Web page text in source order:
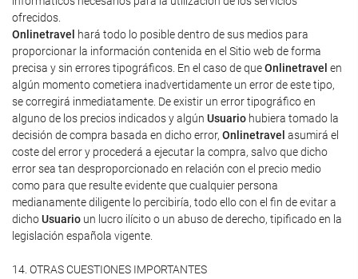
ofrecidos.
Onlinetravel
hará todo lo posible dentro de sus medios para
proporcionar la información contenida en el Sitio web de forma
precisa y sin errores tipográficos. En el caso de queOnlinetravel en
algún momento cometiera inadvertidamente un error de este tipo,
se corregirá inmediatamente. De existir un error tipográfico en
alguno de los precios indicados y algún Usuario hubiera tomado la
decisión de compra basada en dicho error, Onlinetravel asumirá el
coste del error y procederá a ejecutar la compra, salvo que dicho
error sea tan desproporcionado en relación con el precio medio
como para que resulte evidente que cualquier persona
medianamente diligente lo percibiría, todo ello con el fin de evitar a
dichoUsuario un lucro ilícito o un abuso de derecho, tipificado en la
legislación española vigente.
14. OTRAS CUESTIONES IMPORTANTES